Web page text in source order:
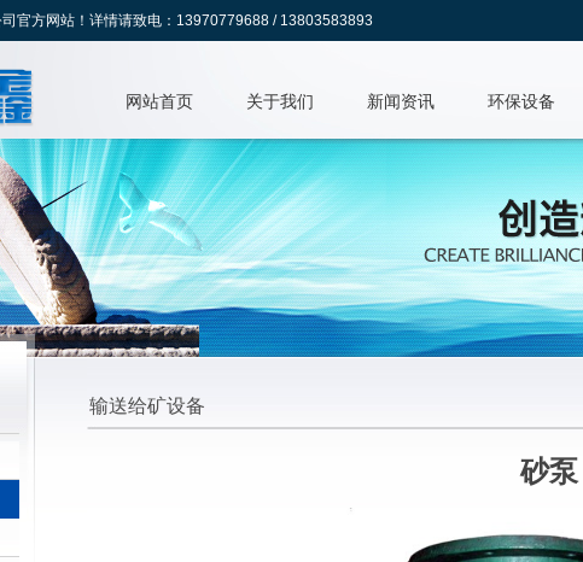
官方网站！详情请致电：13970779688 / 13803583893
网站首页 关于我们 新闻资讯 环保设备
输送给矿设备
砂泵